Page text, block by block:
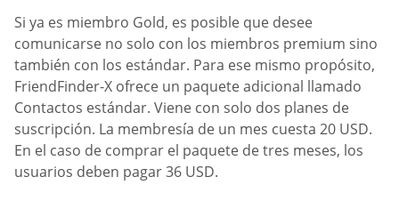
Si ya es miembro Gold, es posible que desee
comunicarse no solo con los miembros premium sino
también con los estándar. Para ese mismo propósito,
FriendFinder-X ofrece un paquete adicional llamado
Contactos estándar. Viene con solo dos planes de
suscripción. La membresía de un mes cuesta 20 USD.
En el caso de comprar el paquete de tres meses, los
usuarios deben pagar 36 USD.